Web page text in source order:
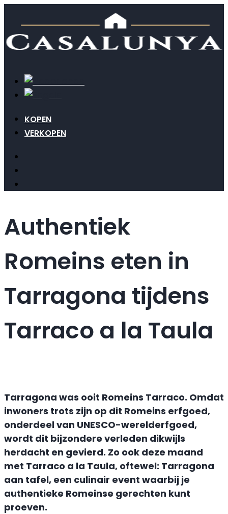
KOPEN
VERKOPEN
Authentiek
Romeins eten in
Tarragona tijdens
Tarraco a la Taula
Tarragona was ooit Romeins Tarraco. Omdat
inwoners trots zijn op dit Romeins erfgoed,
onderdeel van UNESCO-werelderfgoed,
wordt dit bijzondere verleden dikwijls
herdacht en gevierd. Zo ook deze maand
met Tarraco a la Taula, oftewel: Tarragona
aan tafel, een culinair event waarbij je
authentieke Romeinse gerechten kunt
proeven.